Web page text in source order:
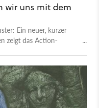
wir uns mit dem
Ein neuer, kurzer
zeigt das Action-
GameStar-Autor
zwei Stunden lang
seine Eindrücken zum
aus dem Jahr